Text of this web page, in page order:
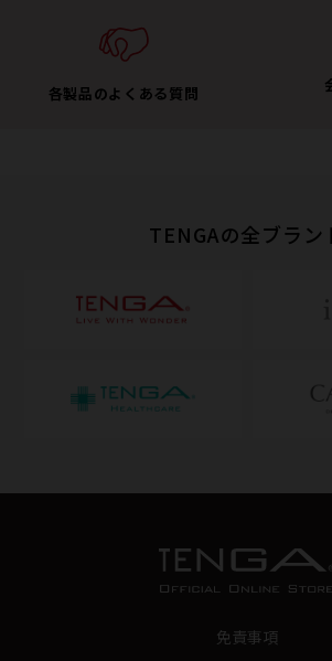
各製品のよくある質問
TENGAの全ブラン
免責事項